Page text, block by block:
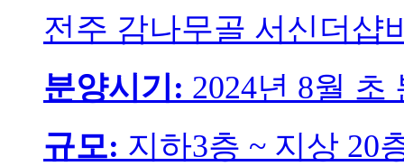
전주 감나무골 서신더샵
분양시기: 2024년 8월 초
규모: 지하3층 ~ 지상 20